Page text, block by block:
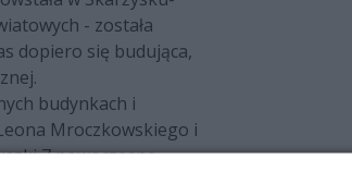
- została
dopiero się budująca,
budynkach i
Mroczkowskiego i
7 nowoczesne